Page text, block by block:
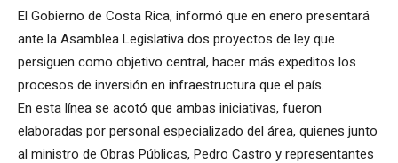
El Gobierno de Costa Rica, informó que en enero presentará
ante la Asamblea Legislativa dos proyectos de ley que
persiguen como objetivo central, hacer más expeditos los
procesos de inversión en infraestructura que el país.
En esta línea se acotó que ambas iniciativas, fueron
elaboradas por personal especializado del área, quienes junto
al ministro de Obras Públicas, Pedro Castro y representantes